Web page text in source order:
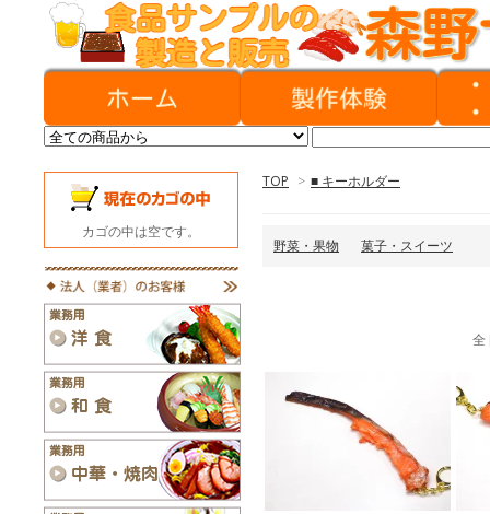
TOP > ■ キーホルダー
野菜・果物 菓子・スイーツ
全
カゴの中は空です。